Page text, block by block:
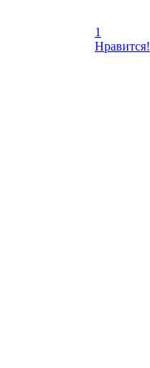
1
Нравится!